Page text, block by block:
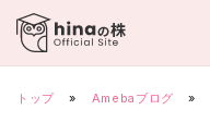
Skip
content
トップ » Amebaブログ »